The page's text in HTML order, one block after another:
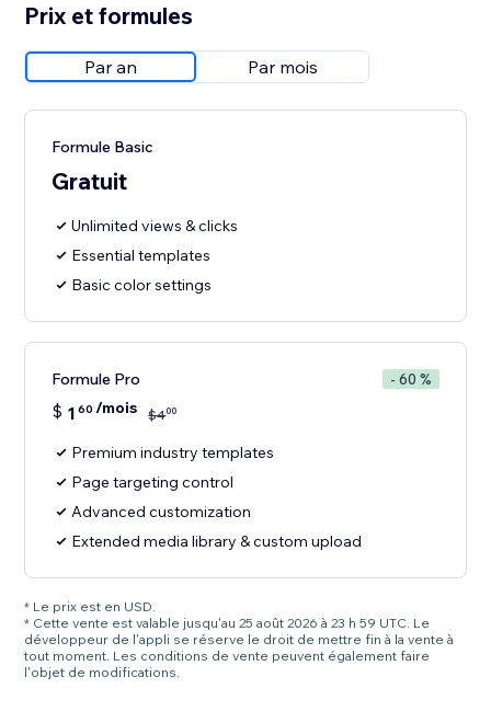
Prix et formules
Par an Par mois
Formule Basic
Gratuit
Unlimited views & clicks
Essential templates
Basic color settings
Formule Pro - 60 %
$ 1 60 /mois $400
Premium industry templates
Page targeting control
Advanced customization
Extended media library & custom upload
* Le prix est en USD.
* Cette vente est valable jusqu'au 25 août 2026 à 23 h 59 UTC. Le
développeur de l'appli se réserve le droit de mettre fin à la vente à
tout moment. Les conditions de vente peuvent également faire
l'objet de modifications.